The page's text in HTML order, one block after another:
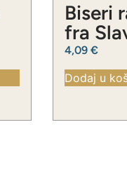
Biseri
fra
4,09 €
Dodaj u